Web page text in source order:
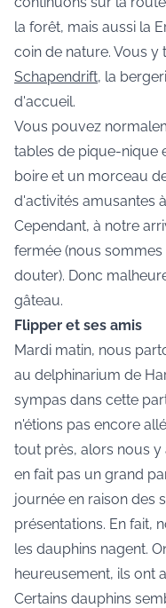
la forêt, mais aussi la
coin de nature. Vous
Schapendrift, la
d'accueil.
Vous pouvez
tables de pique-nique
boire et un morceau
d'activités amusantes
Cependant, à notre
fermée (nous
douter). Donc
gâteau.
Flipper et ses amis
Mardi matin, nous
au delphinarium de
sympas dans cette
n'étions pas encore
tout près, alors nous y
en fait pas un grand
journée en raison des
présentations. En fait,
les dauphins nagent.
heureusement, ils ont
Certains dauphins